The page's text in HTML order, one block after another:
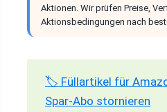
Aktionen. Wir prüfen Preise,
Aktionsbedingungen nach
🏷️ Füllartikel für
Spar-Abo stornieren